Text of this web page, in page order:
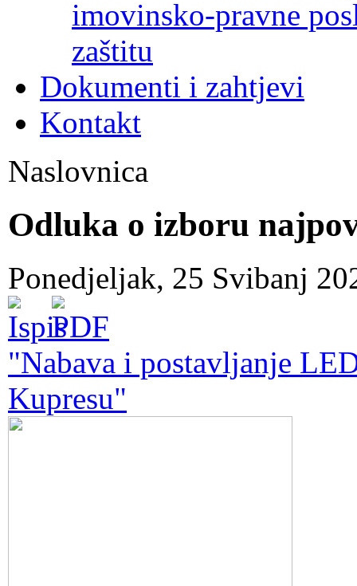
imovinsko-pravne
zaštitu
Dokumenti i zahtjevi
Kontakt
Naslovnica
Odluka o izboru
Ponedjeljak, 25 Svibanj
"Nabava i postavljanje
Kupresu"